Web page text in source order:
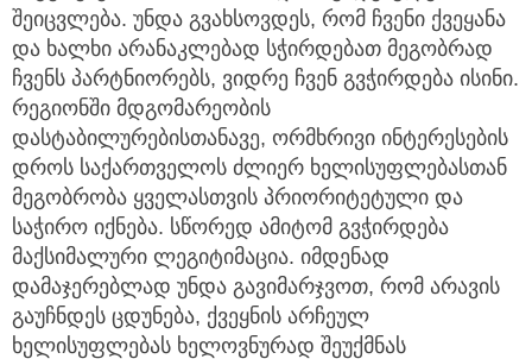
შეიცვლება. უნდა გვახსოვდეს, რომ ჩვენი ქვეყანა
და ხალხი არანაკლებად სჭირდებათ მეგობრად
ჩვენს პარტნიორებს, ვიდრე ჩვენ გვჭირდება ისინი.
რეგიონში მდგომარეობის
დასტაბილურებისთანავე, ორმხრივი ინტერესების
დროს საქართველოს ძლიერ ხელისუფლებასთან
მეგობრობა ყველასთვის პრიორიტეტული და
საჭირო იქნება. სწორედ ამიტომ გვჭირდება
მაქსიმალური ლეგიტიმაცია. იმდენად
დამაჯერებლად უნდა გავიმარჯვოთ, რომ არავის
გაუჩნდეს ცდუნება, ქვეყნის არჩეულ
ხელისუფლებას ხელოვნურად შეუქმნას